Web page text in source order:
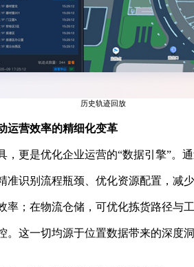
历史轨迹回放
运营效率的精细化变革
，更是优化企业运营的“数据引擎”。
准识别流程瓶颈、优化资源配置，减
率；在物流仓储，可优化拣货路径与
。这一切均源于位置数据带来的深度洞